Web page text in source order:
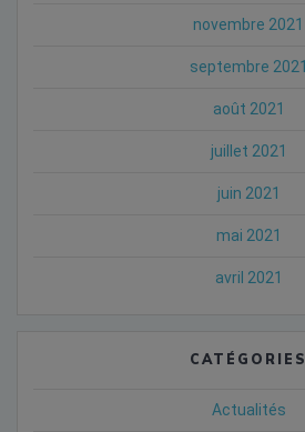
novembre 2021
septembre 2021
août 2021
juillet 2021
juin 2021
mai 2021
avril 2021
CATÉGORIES
Actualités